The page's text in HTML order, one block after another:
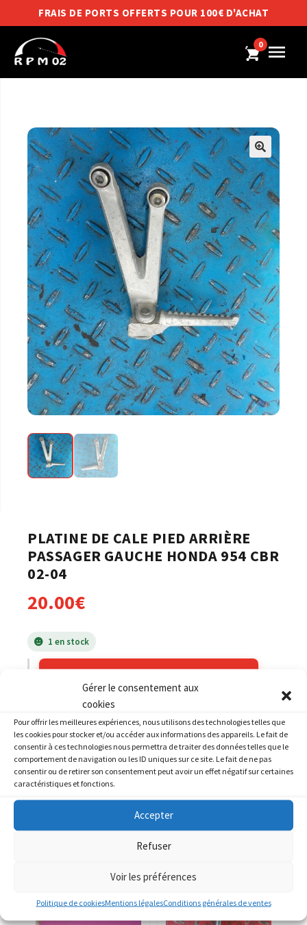
Gérer le consentement aux
cookies
Pour offrir les meilleures expériences, nous utilisons des technologies telles que
les cookies pour stocker et/ou accéder aux informations des appareils. Le fait de
consentir à ces technologies nous permettra de traiter des données telles que le
comportement de navigation ou les ID uniques sur ce site. Le fait de ne pas
consentir ou de retirer son consentement peut avoir un effet négatif sur certaines
caractéristiques et fonctions.
Accepter
Refuser
Voir les préférences
Politique de cookiesMentions légalesConditions générales de ventes
FRAIS DE PORTS OFFERTS POUR 100€ D'ACHAT
0
PLATINE DE CALE PIED ARRIÈRE
PASSAGER GAUCHE HONDA 954 CBR
02-04
20.00€
1 en stock
Catégories :HONDA,HONDA 954 CBR
PRODUITS SIMILAIRES